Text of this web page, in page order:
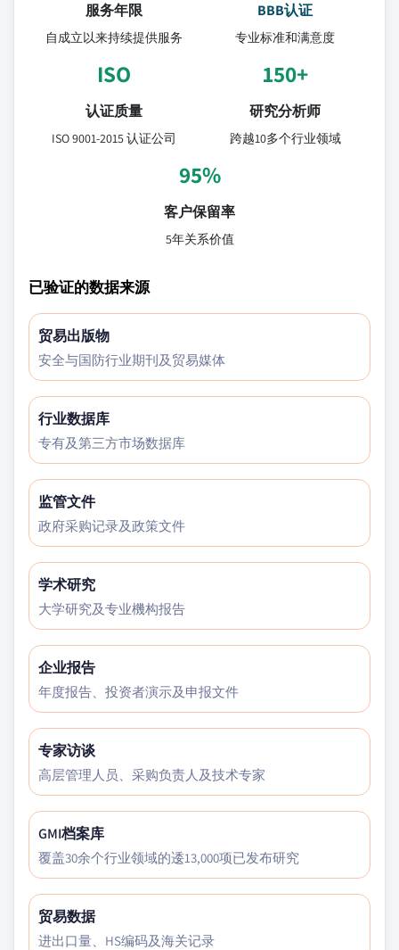
服务年限
自成立以来持续提供服务
BBB认证
专业标准和满意度
ISO
认证质量
ISO 9001-2015 认证公司
150+
研究分析师
跨越10多个行业领域
95%
客户保留率
5年关系价值
已验证的数据来源
贸易出版物
安全与国防行业期刊及贸易媒体
行业数据库
专有及第三方市场数据库
监管文件
政府采购记录及政策文件
学术研究
大学研究及专业機构报告
企业报告
年度报告、投资者演示及申报文件
专家访谈
高层管理人员、采购负责人及技术专家
GMI档案库
覆盖30余个行业领域的逶13,000项已发布研究
贸易数据
进出口量、HS编码及海关记录